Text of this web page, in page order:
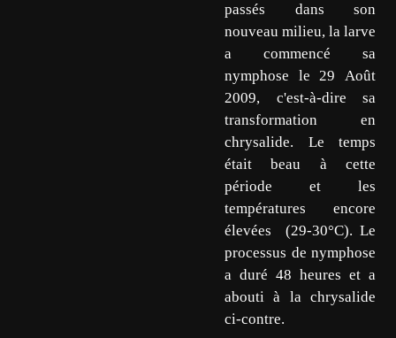
passés dans son
nouveau milieu, la larve
a commencé sa
nymphose le 29 Août
2009, c'est-à-dire sa
transformation en
chrysalide. Le temps
était beau à cette
période et les
températures encore
élevées (29-30°C). Le
processus de nymphose
a duré 48 heures et a
abouti à la chrysalide
ci-contre.